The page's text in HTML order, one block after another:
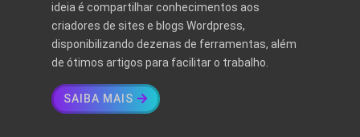
ideia é compartilhar conhecimentos aos
criadores de sites e blogs Wordpress,
disponibilizando dezenas de ferramentas, além
de ótimos artigos para facilitar o trabalho.
SAIBA MAIS